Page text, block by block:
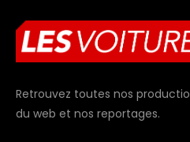
Retrouvez toutes nos
du web et nos reportages.